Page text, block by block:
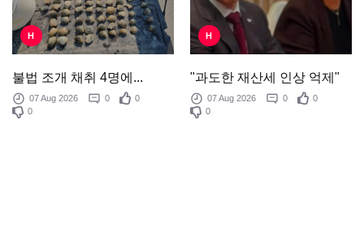
H
불법 조개 채취 4명에...
07 Aug 2026 0
0
0
H
"과도한 재산세 인상 억제"
07 Aug 2026 0
0
0